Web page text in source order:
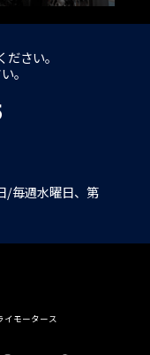
さい。
。
/毎週水曜日、第
イモータース